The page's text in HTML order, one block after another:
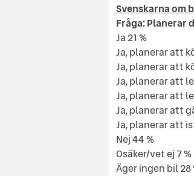
Svenskarna om
Fråga: Planerar
Ja 21 %
Ja, planerar att
Ja, planerar att
Ja, planerar att
Ja, planerar att
Ja, planerar att
Ja, planerar att
Nej 44 %
Osäker/vet ej 7 %
Äger ingen bil 28